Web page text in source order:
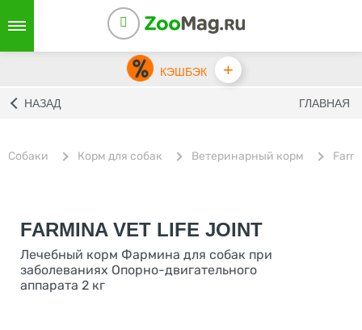
КЭШБЭК +
НАЗАД ГЛАВНАЯ
Собаки Корм для собак Ветеринарный корм
FARMINA VET LIFE JOINT
Лечебный корм Фармина для собак при
заболеваниях Опорно-двигательного
аппарата 2 кг